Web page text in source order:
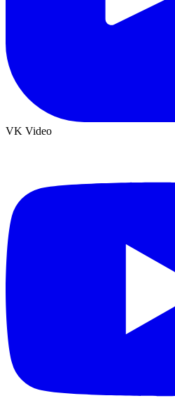
VK Video